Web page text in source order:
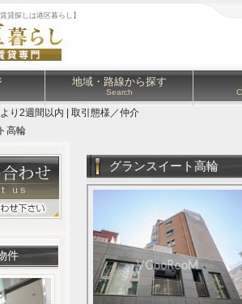
貸探しは港区暮らし】
地域・路線から探す
Search
り2週間以内 | 取引態様／仲介
高輪
グランスイート高輪
件